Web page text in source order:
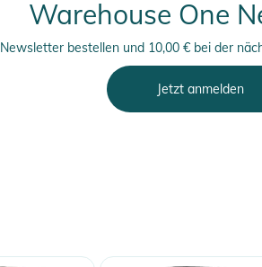
Warehouse One
Newsletter bestellen und 10,00 € bei der
Jetzt anmelden